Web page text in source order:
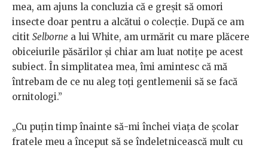
mea, am ajuns la concluzia că e greşit să omori
insecte doar pentru a alcătui o colecţie. După ce am
citit Selborne a lui White, am urmărit cu mare plăcere
obiceiurile păsărilor şi chiar am luat notiţe pe acest
subiect. În simplitatea mea, îmi amintesc că mă
întrebam de ce nu aleg toţi gentlemenii să se facă
ornitologi.”
„Cu puţin timp înainte să-mi închei viaţa de şcolar
fratele meu a început să se îndeletnicească mult cu